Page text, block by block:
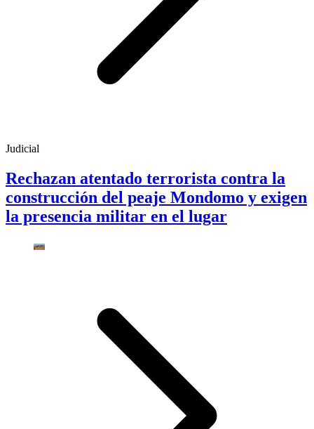
Judicial
Rechazan atentado terrorista contra la
construcción del peaje Mondomo y exigen
la presencia militar en el lugar